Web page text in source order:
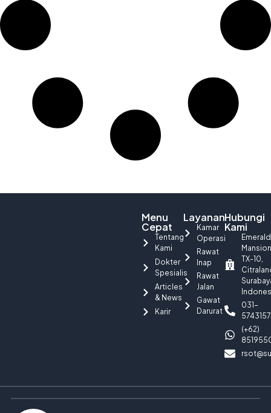
Menu
Cepat
Tentang
Kami
Dokter
Spesialis
Articles
& News
Karir
Layanan
Kamar
Operasi
Rawat
Inap
Rawat
Jalan
Gawat
Darurat
Hubungi
Kami
Emerald
Mansion
TX-10,
031-
(+62)